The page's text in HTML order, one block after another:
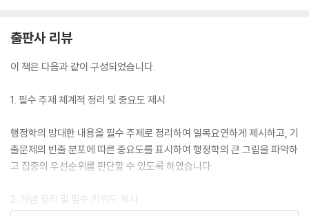
출판사 리뷰
이 책은 다음과 같이 구성되었습니다.
1. 필수 주제 체계적 정리 및 중요도 제시
행정학의 방대한 내용을 필수 주제로 정리하여 일목요연하게 제시하고, 기
출문제의 빈출 분포에 따른 중요도를 표시하여 행정학의 큰 그림을 파악하
고 집중의 우선순위를 판단할 수 있도록 하였습니다.
2. 개념 정리 및 필수 키워드 제시